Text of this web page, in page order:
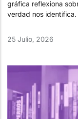
gráfica reflexiona
verdad nos identifica.
25 Julio, 2026